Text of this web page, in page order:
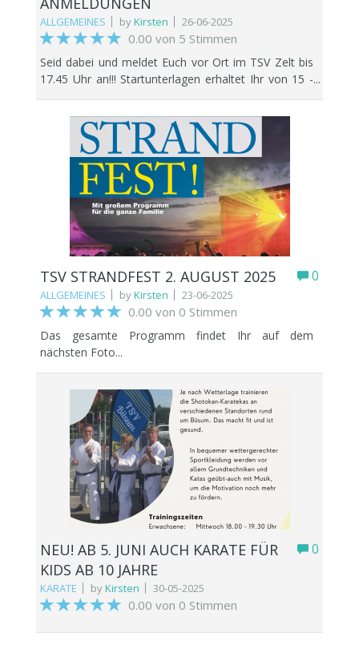
ALLGEMEINES byKirsten 26-06-2025
0.00 von 5 Stimmen
Seid dabei und meldet Euch vor Ort im TSV Zelt bis
17.45 Uhr an!!! Startunterlagen erhaltet Ihr von 15 -
5,3 km + 10 km um 19 Uhr DIREKT AM
HAUPTSTRAND!
0
TSV STRANDFEST 2. AUGUST 2025
ALLGEMEINES byKirsten 23-06-2025
0.00 von 0 Stimmen
Das gesamte Programm findet Ihr auf dem
nächsten Foto...
0
NEU! AB 5. JUNI AUCH KARATE FÜR
KIDS AB 10 JAHRE
KARATE byKirsten 30-05-2025
0.00 von 0 Stimmen